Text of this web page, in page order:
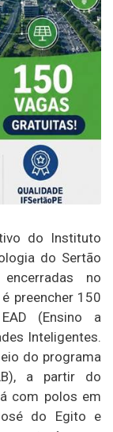
do Instituto
do Sertão
encerradas no
preencher 150
(Ensino a
Inteligentes.
do programa
a partir do
com polos em
do Egito e